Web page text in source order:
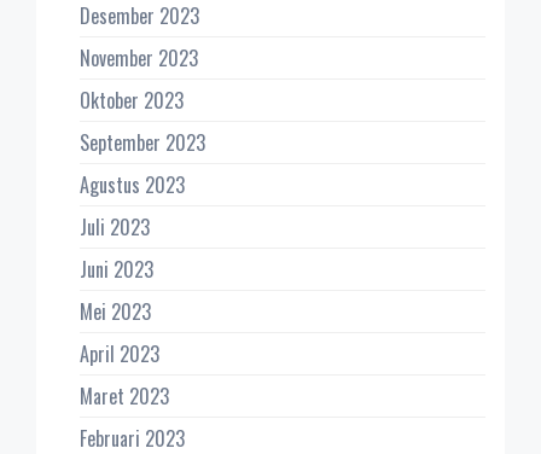
Desember 2023
November 2023
Oktober 2023
September 2023
Agustus 2023
Juli 2023
Juni 2023
Mei 2023
April 2023
Maret 2023
Februari 2023